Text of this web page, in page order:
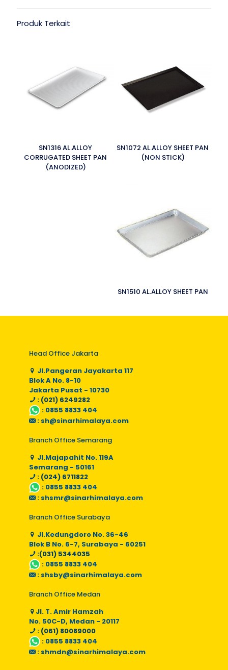
Produk Terkait
SN1316 AL.ALLOY
CORRUGATED SHEET PAN
(ANODIZED)
SN1072 AL.ALLOY SHEET PAN
(NON STICK)
SN1510 AL.ALLOY SHEET PAN
Head Office Jakarta
Jl.Pangeran Jayakarta 117
Blok A No. 8-10
Jakarta Pusat - 10730
: (021) 6249282
: 0855 8833 404
: sh@sinarhimalaya.com
Branch Office Semarang
Jl.Majapahit No. 119A
Semarang - 50161
: (024) 6711822
: 0855 8833 404
: shsmr@sinarhimalaya.com
Branch Office Surabaya
Jl.Kedungdoro No. 36-46
Blok B No. 6-7, Surabaya - 60251
:(031) 5344035
: 0855 8833 404
: shsby@sinarhimalaya.com
Branch Office Medan
Jl. T. Amir Hamzah
No. 50C-D, Medan - 20117
: (061) 80089000
: 0855 8833 404
: shmdn@sinarhimalaya.com